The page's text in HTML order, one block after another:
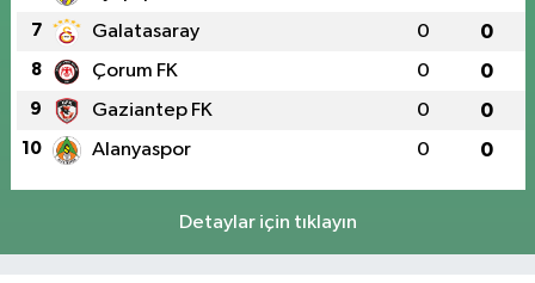
7 Galatasaray 0 0
8 Çorum FK 0 0
9 Gaziantep FK 0 0
10 Alanyaspor 0 0
Detaylar için tıklayın